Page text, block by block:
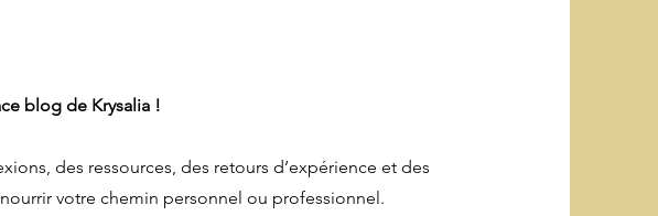
blog de Krysalia !
des ressources, des retours d’expérience et des
votre chemin personnel ou professionnel.